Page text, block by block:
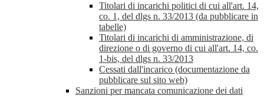
Titolari di incarichi politici di cui all'art. 14,
co. 1, del dlgs n. 33/2013 (da pubblicare in
tabelle)
Titolari di incarichi di amministrazione, di
direzione o di governo di cui all'art. 14, co.
1-bis, del dlgs n. 33/2013
Cessati dall'incarico (documentazione da
pubblicare sul sito web)
Sanzioni per mancata comunicazione dei dati